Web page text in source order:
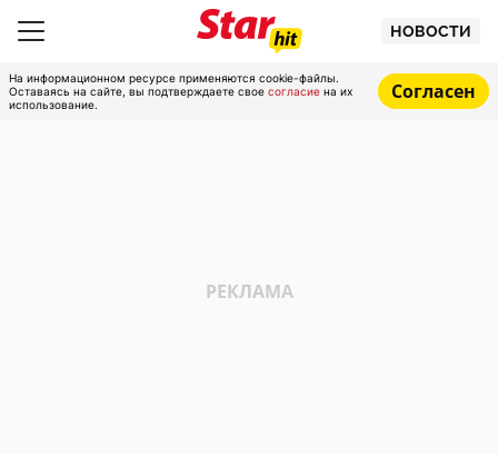
НОВОСТИ
На информационном ресурсе применяются cookie-файлы.
Оставаясь на сайте, вы подтверждаете свое согласие на их
использование.
Согласен